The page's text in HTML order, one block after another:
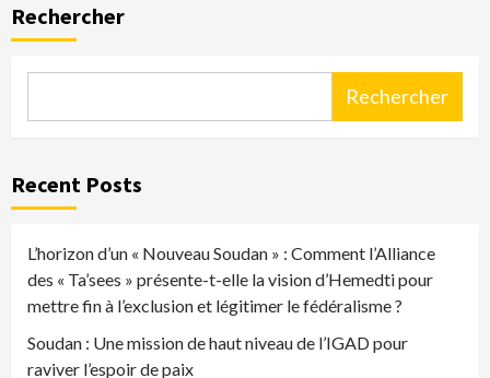
Rechercher
Rechercher
Recent Posts
L’horizon d’un « Nouveau Soudan » : Comment l’Alliance
des « Ta’sees » présente-t-elle la vision d’Hemedti pour
mettre fin à l’exclusion et légitimer le fédéralisme ?
Soudan : Une mission de haut niveau de l’IGAD pour
raviver l’espoir de paix